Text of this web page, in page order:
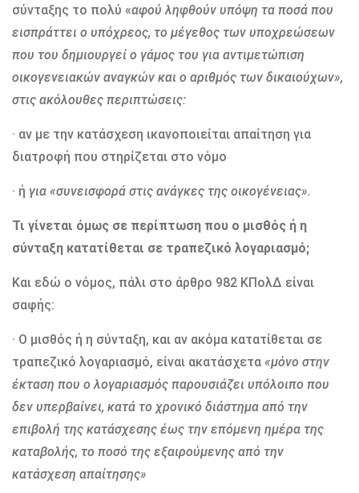
σύνταξης το πολύ «αφού ληφθούν υπόψη τα ποσά που
εισπράττει ο υπόχρεος, το μέγεθος των υποχρεώσεων
που του δημιουργεί ο γάμος του για αντιμετώπιση
οικογενειακών αναγκών και ο αριθμός των δικαιούχων»,
στις ακόλουθες περιπτώσεις:
· αν με την κατάσχεση ικανοποιείται απαίτηση για
διατροφή που στηρίζεται στο νόμο
· ή για «συνεισφορά στις ανάγκες της οικογένειας».
Τι γίνεται όμως σε περίπτωση που ο μισθός ή η
σύνταξη κατατίθεται σε τραπεζικό λογαριασμό;
Και εδώ ο νόμος, πάλι στο άρθρο 982 ΚΠολΔ είναι
σαφής:
· Ο μισθός ή η σύνταξη, και αν ακόμα κατατίθεται σε
τραπεζικό λογαριασμό, είναι ακατάσχετα «μόνο στην
έκταση που ο λογαριασμός παρουσιάζει υπόλοιπο που
δεν υπερβαίνει, κατά το χρονικό διάστημα από την
επιβολή της κατάσχεσης έως την επόμενη ημέρα της
καταβολής, το ποσό της εξαιρούμενης από την
κατάσχεση απαίτησης»